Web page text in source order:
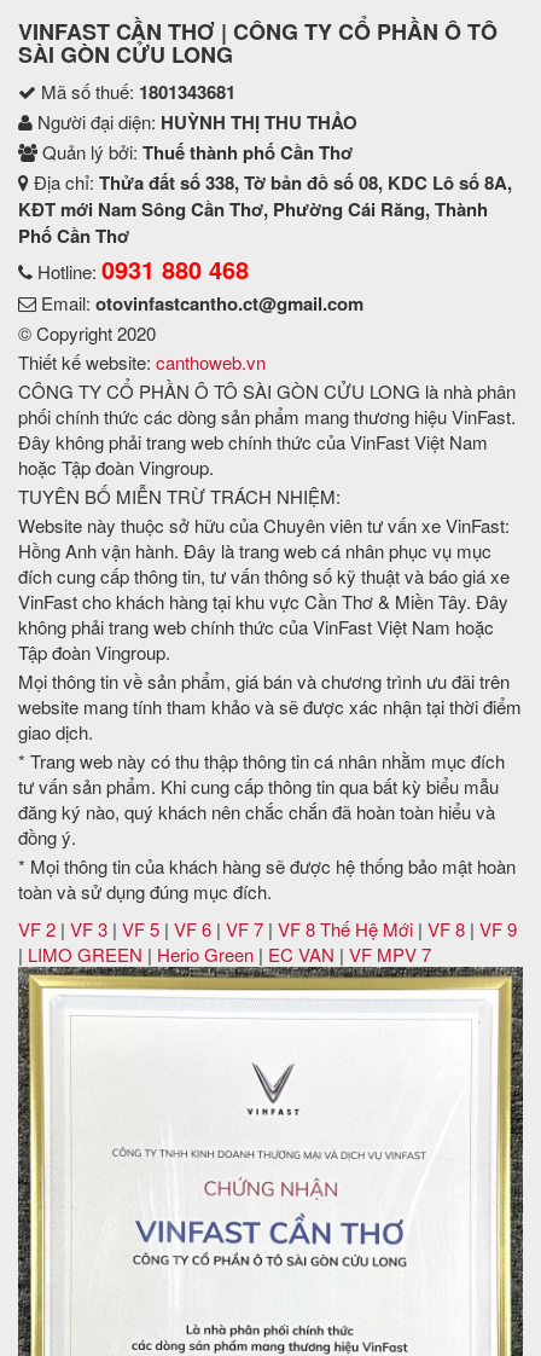
VINFAST CẦN THƠ | CÔNG TY CỔ PHẦN Ô TÔ
SÀI GÒN CỬU LONG
Mã số thuế: 1801343681
Người đại diện: HUỲNH THỊ THU THẢO
Quản lý bởi: Thuế thành phố Cần Thơ
Địa chỉ: Thửa đất số 338, Tờ bản đồ số 08, KDC Lô số 8A,
KĐT mới Nam Sông Cần Thơ, Phường Cái Răng, Thành
Phố Cần Thơ
Hotline: 0931 880 468
Email: otovinfastcantho.ct@gmail.com
© Copyright 2020
Thiết kế website: canthoweb.vn
CÔNG TY CỔ PHẦN Ô TÔ SÀI GÒN CỬU LONG là nhà phân
phối chính thức các dòng sản phẩm mang thương hiệu VinFast.
Đây không phải trang web chính thức của VinFast Việt Nam
hoặc Tập đoàn Vingroup.
TUYÊN BỐ MIỄN TRỪ TRÁCH NHIỆM:
Website này thuộc sở hữu của Chuyên viên tư vấn xe VinFast:
Hồng Anh vận hành. Đây là trang web cá nhân phục vụ mục
đích cung cấp thông tin, tư vấn thông số kỹ thuật và báo giá xe
VinFast cho khách hàng tại khu vực Cần Thơ & Miền Tây. Đây
không phải trang web chính thức của VinFast Việt Nam hoặc
Tập đoàn Vingroup.
Mọi thông tin về sản phẩm, giá bán và chương trình ưu đãi trên
website mang tính tham khảo và sẽ được xác nhận tại thời điểm
giao dịch.
* Trang web này có thu thập thông tin cá nhân nhằm mục đích
tư vấn sản phẩm. Khi cung cấp thông tin qua bất kỳ biểu mẫu
đăng ký nào, quý khách nên chắc chắn đã hoàn toàn hiểu và
đồng ý.
* Mọi thông tin của khách hàng sẽ được hệ thống bảo mật hoàn
toàn và sử dụng đúng mục đích.
VF 2 | VF 3 | VF 5 | VF 6 | VF 7 | VF 8 Thế Hệ Mới | VF 8 | VF 9
| LIMO GREEN | Herio Green | EC VAN | VF MPV 7
ĐÓNG
QUÝ KHÁCH CẦN CHÚNG TÔI GỬI
BÁO GIÁ XE ÔTÔ VINFAST + KHUYẾN MÃI